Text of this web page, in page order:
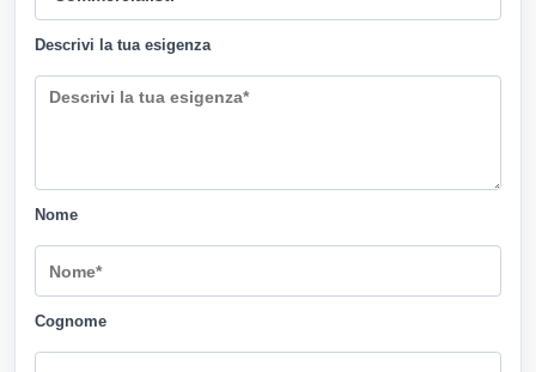
Descrivi la tua esigenza
Nome
Cognome